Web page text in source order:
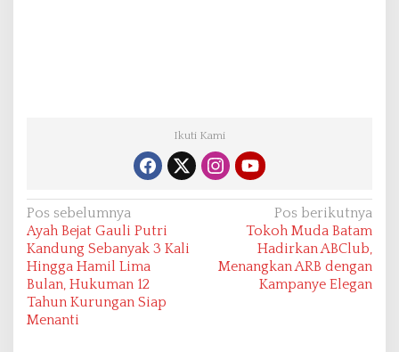
Ikuti Kami
N
a
v
i
g
Pos sebelumnya
Ayah Bejat Gauli Putri
Kandung Sebanyak 3 Kali
Hingga Hamil Lima
Bulan, Hukuman 12
Tahun Kurungan Siap
Menanti
Pos berikutnya
Tokoh Muda Batam
Hadirkan ABClub,
Menangkan ARB dengan
Kampanye Elegan